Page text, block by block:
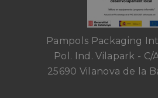
Pampols Packaging
Pol. Ind. Vilapark -
25690 Vilanova de la